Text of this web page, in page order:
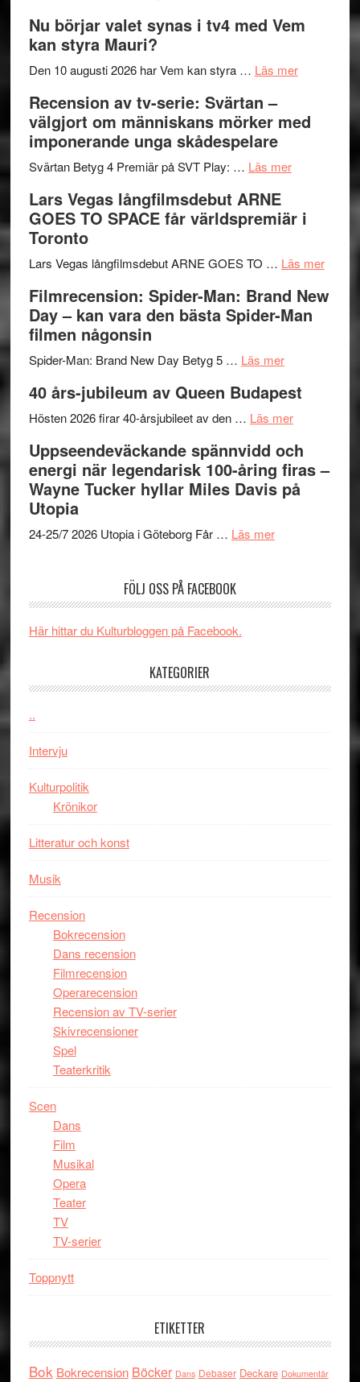
Artipelag
samtal
teater
The
´s
rolig
spännande
Jackie
i
Nu börjar valet synas i tv4 med Vem
kan styra Mauri?
Den 10 augusti 2026 har Vem kan styra … Läs merom
valet
Vem
styra
Recension av tv-serie: Svärtan –
välgjort om människans mörker med
imponerande unga skådespelare
Svärtan Betyg 4 Premiär på SVT Play: … Läs merom
tv-
Svärtan
välgjort
om
imponerande
unga
Lars Vegas långfilmsdebut ARNE
GOES TO SPACE får världspremiär i
Toronto
Lars Vegas långfilmsdebut ARNE GOES TO … Läs merom
Vegas
Filmrecension: Spider-Man: Brand New
Day – kan vara den bästa Spider-Man
filmen någonsin
Spider-Man: Brand New Day Betyg 5 … Läs merom
Spider-
Man:
New
Day
–
Man
40 års-jubileum av Queen Budapest
Hösten 2026 firar 40-årsjubileet av den … Läs merom
års-
jubileum
av
Uppseendeväckande spännvidd och
energi när legendarisk 100-åring firas –
Wayne Tucker hyllar Miles Davis på
Utopia
24-25/7 2026 Utopia i Göteborg Får … Läs merom
energi
åring
FÖLJ OSS PÅ FACEBOOK
Här hittar du Kulturbloggen på Facebook.
KATEGORIER
..
Intervju
Kulturpolitik
Krönikor
Litteratur och konst
Musik
Recension
Bokrecension
Dans recension
Filmrecension
Operarecension
Recension av TV-serier
Skivrecensioner
Spel
Teaterkritik
Scen
Dans
Film
Musikal
Opera
Teater
TV
TV-serier
Toppnytt
ETIKETTER
Bok Bokrecension Böcker Dans Debaser Deckare Dokumentär